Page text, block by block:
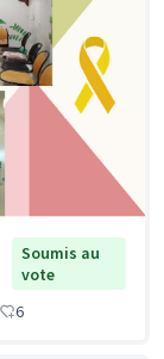
Soumis au
vote
6